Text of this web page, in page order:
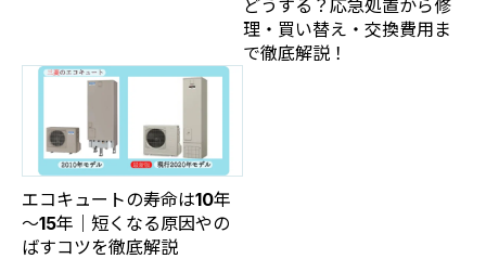
どうする？応急処置から修
理・買い替え・交換費用ま
で徹底解説！
エコキュートの寿命は10年
～15年｜短くなる原因やの
ばすコツを徹底解説